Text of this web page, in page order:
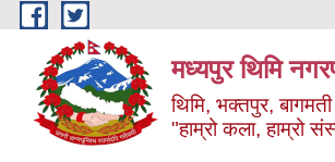
Skip to main content
मध्यपुर थिमि
थिमि, भक्तपुर,
"हाम्रो कला, हाम्रो